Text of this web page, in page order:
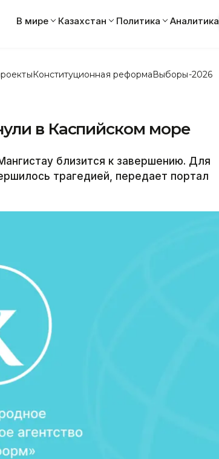
В мире Казахстан Политика Аналитика
Конституционная реформаВыборы-2026
в Каспийском море
близится к завершению. Для
трагедией, передает портал